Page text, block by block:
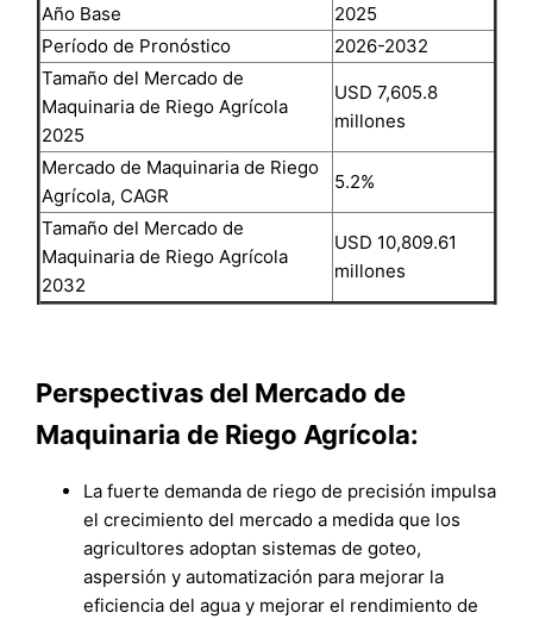
Año Base
2025
Período de Pronóstico
2026-2032
Tamaño del Mercado de
Maquinaria de Riego Agrícola
2025
USD 7,605.8
millones
Mercado de Maquinaria de Riego
Agrícola, CAGR
5.2%
Tamaño del Mercado de
Maquinaria de Riego Agrícola
2032
USD 10,809.61
millones
Perspectivas del Mercado de
Maquinaria de Riego Agrícola:
La fuerte demanda de riego de precisión impulsa
el crecimiento del mercado a medida que los
agricultores adoptan sistemas de goteo,
aspersión y automatización para mejorar la
eficiencia del agua y mejorar el rendimiento de